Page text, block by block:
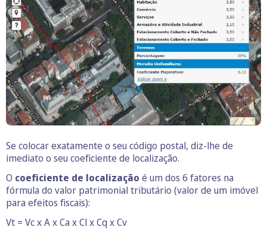
Se colocar exatamente o seu código postal, diz-lhe de
imediato o seu coeficiente de localização.
O coeficiente de localização é um dos 6 fatores na
fórmula do valor patrimonial tributário (valor de um imóvel
para efeitos fiscais):
Vt = Vc x A x Ca x Cl x Cq x Cv